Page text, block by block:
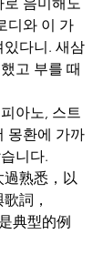
디와 이 가
다니. 새삼
고 부를 때
아노, 스트
몽환에 가까
니다.
熟悉，以
詞，
典型的例